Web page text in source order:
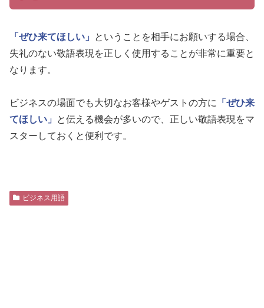
「ぜひ来てほしい」
ということを相手にお願いする場合、
失礼のない敬語表現を正しく使用することが非常に重要と
なります。
ビジネスの場面でも大切なお客様やゲストの方に
「ぜひ来
てほしい」
と伝える機会が多いので、正しい敬語表現をマ
スターしておくと便利です。
ビジネス用語